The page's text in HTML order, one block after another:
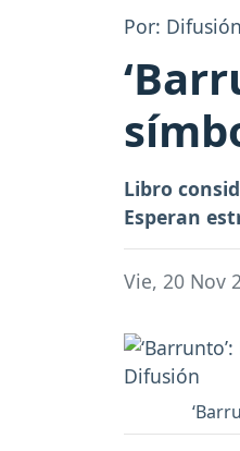
Por:
Libro
Esperan
Vie, 20 Nov